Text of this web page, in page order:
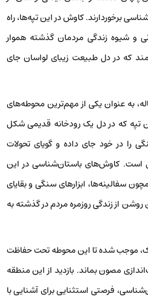
برخوردارند. کاوش در این تپه‌ها، راه
و شیوه زندگی مردمان گذشته هموار
که در دل طبیعت زیبای لواسان جای
به عنوان یکی از مهم‌ترین محوطه‌های
تپه که در دل یک رودخانه قدیمی شکل
را در خود جای داده و گویای تحولات
است. کاوش‌های باستان‌شناسی در این
سفالینه‌ها، ابزارهای سنگی و بقایای
از زندگی روزمره مردم در گذشته به
موجب شده تا این محوطه تحت حفاظت
مصون بماند. بازدید از این منطقه
فرصتی استثنایی برای آشنایی با